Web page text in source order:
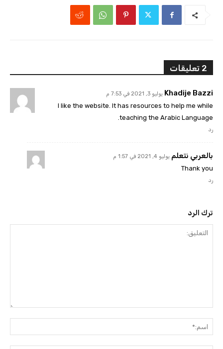
2 تعليقات
Khadije Bazzi يوليو 3, 2021 في 7:53 م
I like the website. It has resources to help me while
teaching the Arabic Language.
رد
بالعربي نتعلم يوليو 4, 2021 في 1:57 م
Thank you
رد
ترك الرد